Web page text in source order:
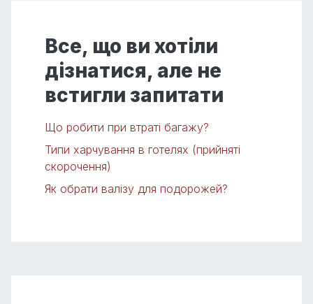
Все, що ви хотіли
дізнатися, але не
встигли запитати
Що робити при втраті багажу?
Типи харчування в готелях (прийняті
скорочення)
Як обрати валізу для подорожей?